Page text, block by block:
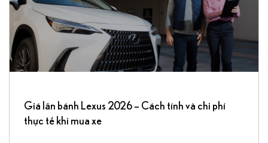
Giá lăn bánh Lexus 2026 – Cách tính và chi phí
thực tế khi mua xe